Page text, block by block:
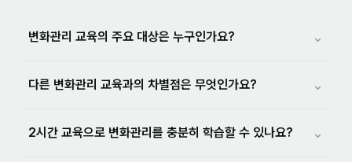
변화관리 교육의 주요 대상은 누구인가요? ⌄
다른 변화관리 교육과의 차별점은 무엇인가요? ⌄
2시간 교육으로 변화관리를 충분히 학습할 수 있나요? ⌄